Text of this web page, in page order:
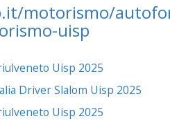
motorismo/
uisp
Uisp 2025
Driver Slalom Uisp 2025
Uisp 2025